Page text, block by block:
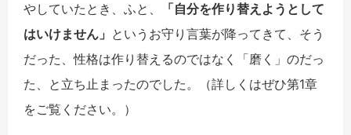
やしていたとき、ふと、
「自分を作り替えようとして
はいけません」 というお守り言葉が降ってきて、そう
だった、性格は作り替えるのではなく「磨く」のだっ
た、と立ち止まったのでした。（詳しくはぜひ第1章
をご覧ください。）